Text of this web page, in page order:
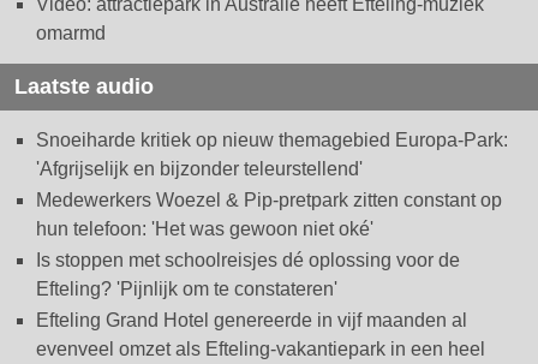
omarmd
Laatste audio
Snoeiharde kritiek op nieuw themagebied Europa-Park:
'Afgrijselijk en bijzonder teleurstellend'
Medewerkers Woezel & Pip-pretpark zitten constant op
hun telefoon: 'Het was gewoon niet oké'
Is stoppen met schoolreisjes dé oplossing voor de
Efteling? 'Pijnlijk om te constateren'
Efteling Grand Hotel genereerde in vijf maanden al
evenveel omzet als Efteling-vakantiepark in een heel